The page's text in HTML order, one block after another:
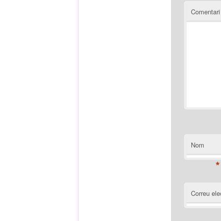
Comentari
Nom
*
Correu